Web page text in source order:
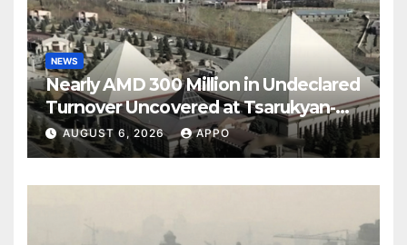
NEWS
Nearly AMD 300 Million in Undeclared
Turnover Uncovered at Tsarukyan-
Owned Entertainment Center
AUGUST 6, 2026 APPO